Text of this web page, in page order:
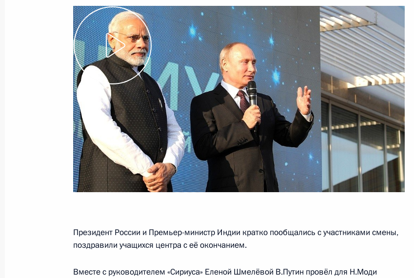
Телефонный разговор с Премьер-министром Индии Нарендрой
Моди
23 мая 2019 года, 13:30
Поздравление Премьер-министру Индии Нарендре Моди
23 мая 2019 года, 12:00
Премьер-министр Индии Нарендра Моди награждён орденом
Святого апостола Андрея Первозванного
12 апреля 2019 года, 11:30
Моди
28 февраля 2019 года, 19:30
Президент России и Премьер-министр Индии кратко пообщались с участниками смены,
поздравили учащихся центра с её окончанием.
Вместе с руководителем «Сириуса» Еленой Шмелёвой В.Путин провёл для Н.Моди